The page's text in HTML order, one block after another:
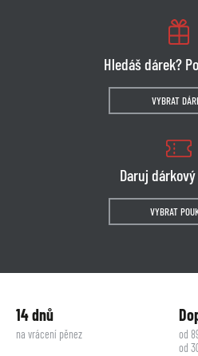
Hledáš dárek?
VYBRAT
Daruj
VYBRAT
14 dnů
na vrácení pěnez
od
od